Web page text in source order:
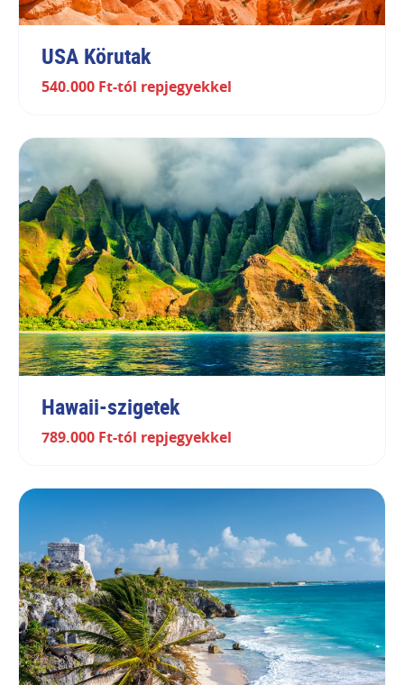
USA Körutak
540.000 Ft-tól repjegyekkel
Hawaii-szigetek
789.000 Ft-tól repjegyekkel